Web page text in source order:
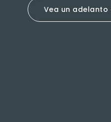
Vea un adelanto